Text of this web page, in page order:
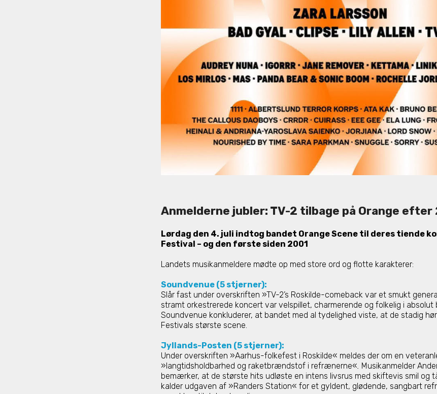
Anmelderne jubler: TV-2 tilbage på Orange efter
Lørdag den 4. juli indtog bandet Orange Scene til deres tiende
Festival – og den første siden 2001
Landets musikanmeldere mødte op med store ord og flotte karakterer:
Soundvenue (5 stjerner):
Slår fast under overskriften »TV-2’s Roskilde-comeback var et smukt
stramt orkestrerede koncert var velspillet, charmerende og folkelig i absolut
Soundvenue konkluderer, at bandet med al tydelighed viste, at de stadig
Festivals største scene.
Jyllands-Posten (5 stjerner):
Under overskriften »Aarhus-folkefest i Roskilde« meldes der om en
»langtidsholdbarhed og raketbrændstof i refrænerne«. Musikanmelder
bemærker, at de største hits udløste en intens livsrus med skiftevis smil og
kalder udgaven af »Randers Station« for et gyldent, glødende, sangbart